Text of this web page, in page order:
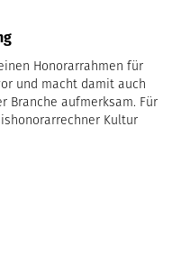
Honorarrahmen für
und macht damit auch
Branche aufmerksam. Für
Kultur